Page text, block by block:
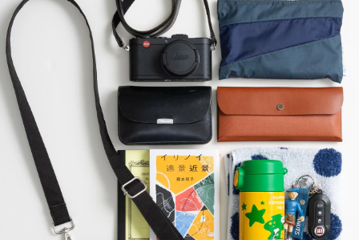
ポーチS・ストラップ ポーチM・ストラップ プロテクタブル
バムバッグ Sサイズ